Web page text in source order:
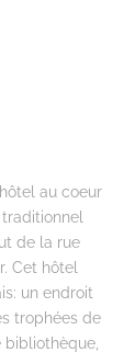
au coeur
de la rue
Cet hôtel
un endroit
trophées de
bibliothèque,